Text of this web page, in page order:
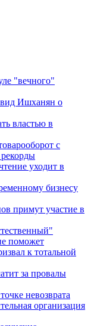
"вечного"
Ишханян о
властью в
с
уходит в
бизнесу
примут участие в
поможет
к тотальной
за провалы
невозврата
организация